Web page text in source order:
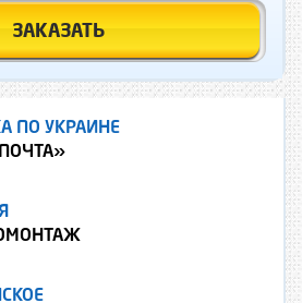
ЗАКАЗАТЬ
ПО УКРАИНЕ